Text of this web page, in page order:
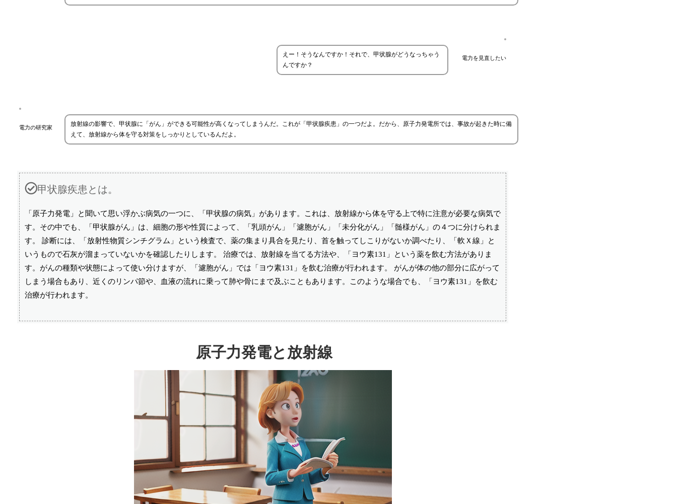
電力を見直したい
えー！そうなんですか！それで、甲状腺がどうなっちゃう
んですか？
電力の研究家
放射線の影響で、甲状腺に「がん」ができる可能性が高くなってしまうんだ。これが「甲状腺疾患」の一つだよ。だから、原子力発電所では、事故が起きた時に備
えて、放射線から体を守る対策をしっかりとしているんだよ。
甲状腺疾患とは。
「原子力発電」と聞いて思い浮かぶ病気の一つに、「甲状腺の病気」があります。これは、放射線から体を守る上で特に注意が必要な病気で
す。その中でも、「甲状腺がん」は、細胞の形や性質によって、「乳頭がん」「濾胞がん」「未分化がん」「髄様がん」の４つに分けられま
す。 診断には、「放射性物質シンチグラム」という検査で、薬の集まり具合を見たり、首を触ってしこりがないか調べたり、「軟Ｘ線」と
いうもので石灰が溜まっていないかを確認したりします。 治療では、放射線を当てる方法や、「ヨウ素131」という薬を飲む方法がありま
す。がんの種類や状態によって使い分けますが、「濾胞がん」では「ヨウ素131」を飲む治療が行われます。 がんが体の他の部分に広がって
しまう場合もあり、近くのリンパ節や、血液の流れに乗って肺や骨にまで及ぶこともあります。このような場合でも、「ヨウ素131」を飲む
治療が行われます。
原子力発電と放射線